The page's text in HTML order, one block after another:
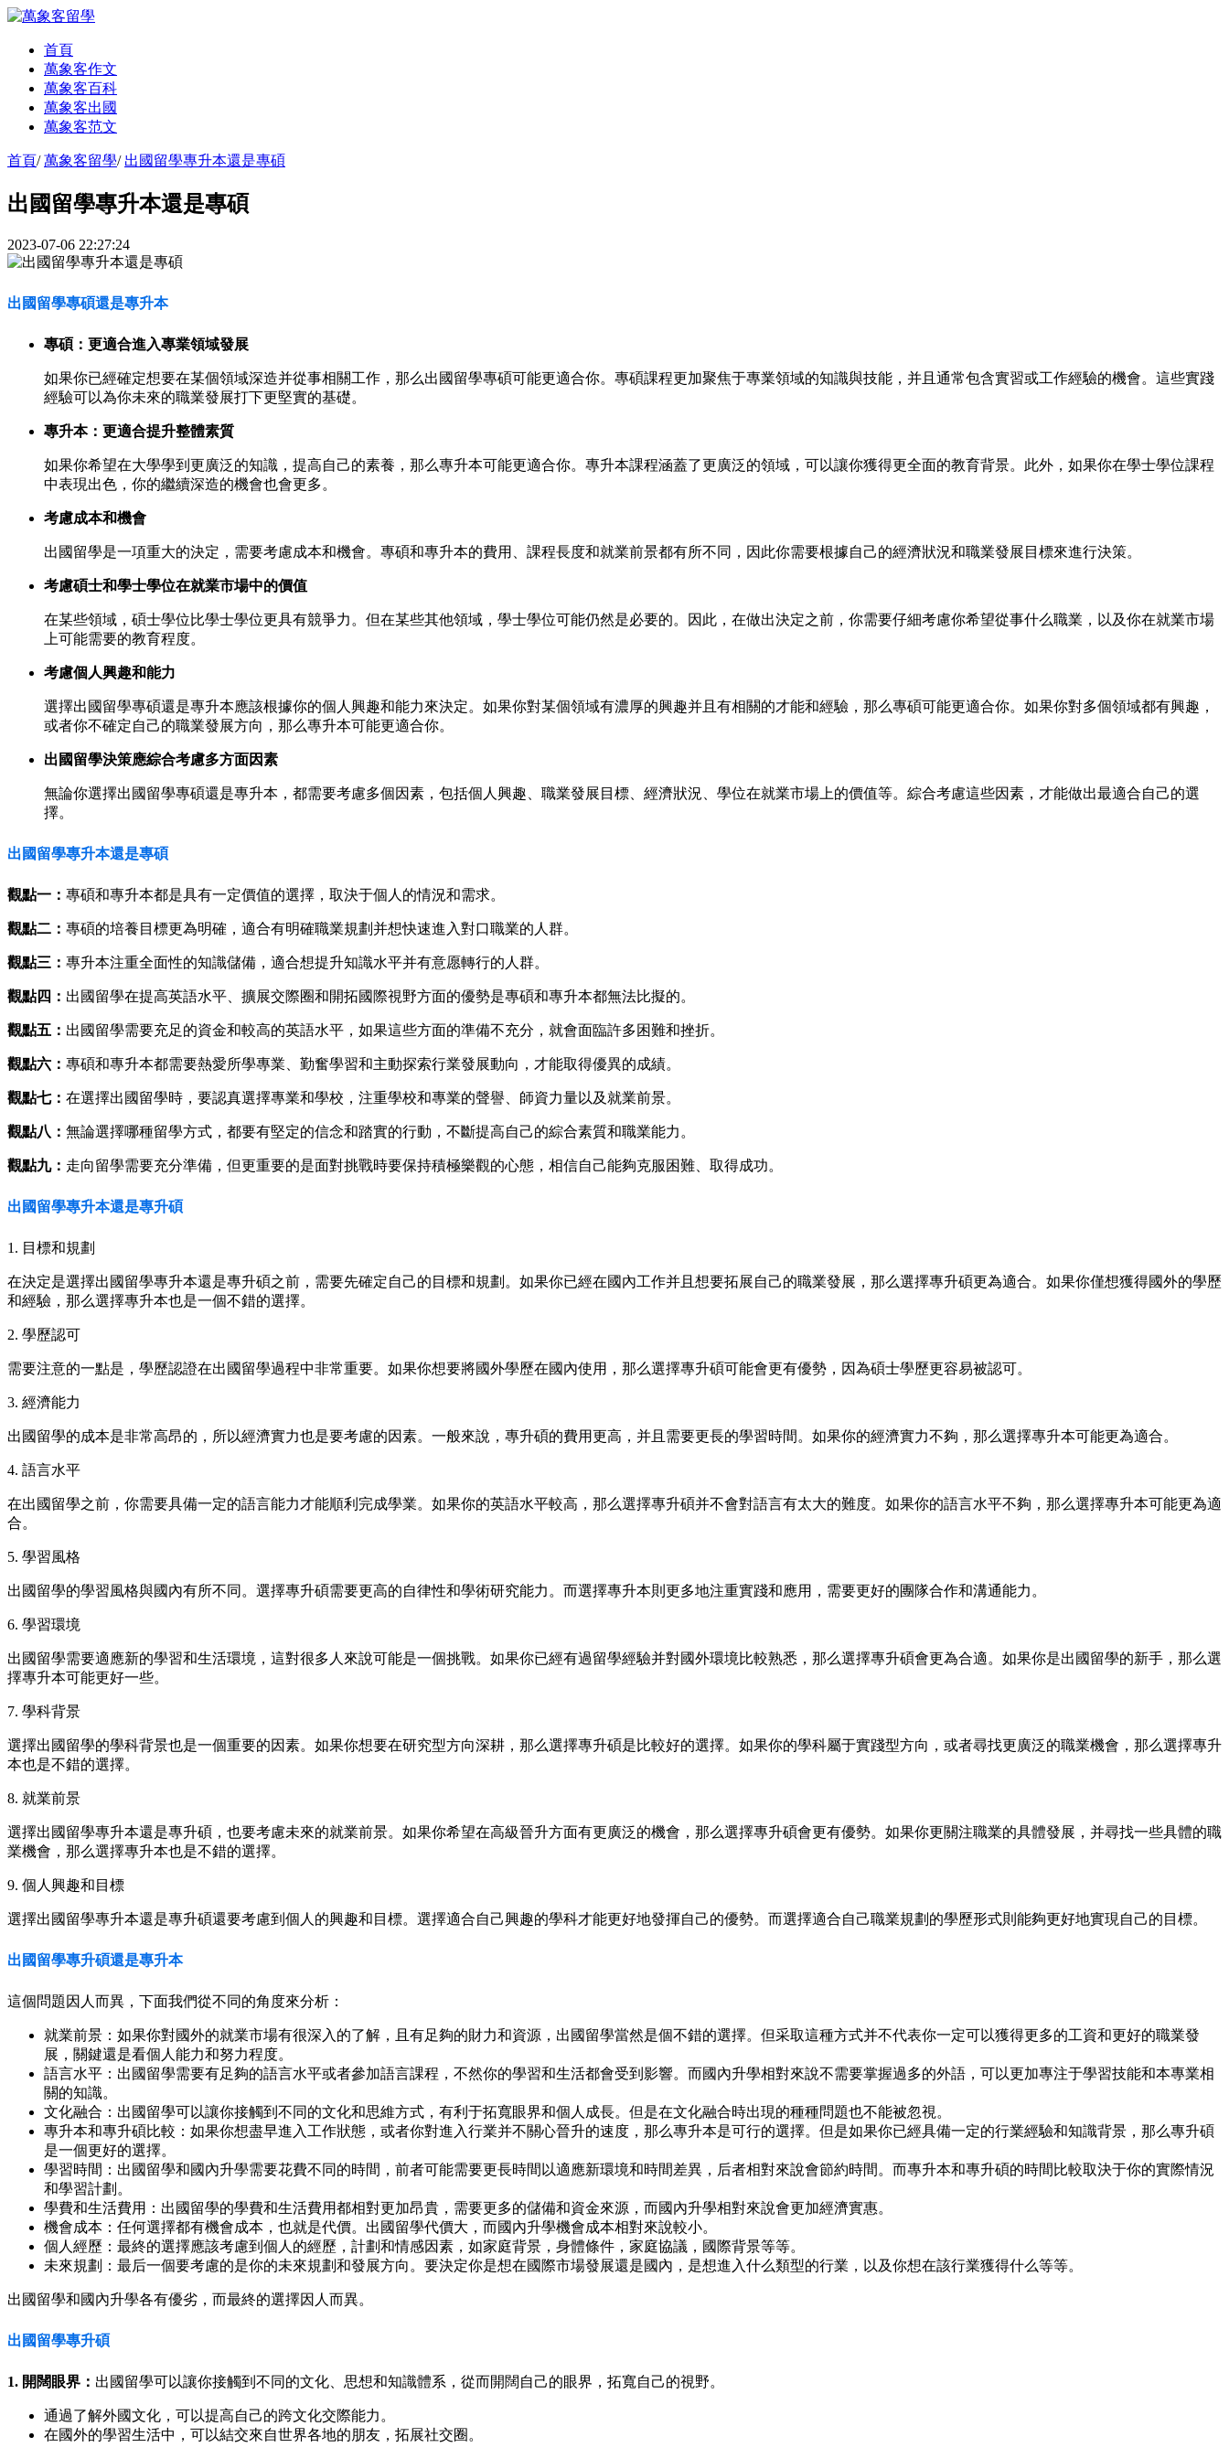
首頁
萬象客作文
萬象客百科
萬象客出國
萬象客范文
首頁/萬象客留學/ 出國留學專升本還是專碩
出國留學專升本還是專碩
2023-07-06 22:27:24
出國留學專碩還是專升本
專碩：更適合進入專業領域發展
如果你已經確定想要在某個領域深造并從事相關工作，那么出國留學專碩可能更適合你。專碩課程更加聚焦于專業領域的知識與技能，并且通常包含實習或工作經驗的機會。這些實踐
經驗可以為你未來的職業發展打下更堅實的基礎。
專升本：更適合提升整體素質
如果你希望在大學學到更廣泛的知識，提高自己的素養，那么專升本可能更適合你。專升本課程涵蓋了更廣泛的領域，可以讓你獲得更全面的教育背景。此外，如果你在學士學位課程
中表現出色，你的繼續深造的機會也會更多。
考慮成本和機會
出國留學是一項重大的決定，需要考慮成本和機會。專碩和專升本的費用、課程長度和就業前景都有所不同，因此你需要根據自己的經濟狀況和職業發展目標來進行決策。
考慮碩士和學士學位在就業市場中的價值
在某些領域，碩士學位比學士學位更具有競爭力。但在某些其他領域，學士學位可能仍然是必要的。因此，在做出決定之前，你需要仔細考慮你希望從事什么職業，以及你在就業市場
上可能需要的教育程度。
考慮個人興趣和能力
選擇出國留學專碩還是專升本應該根據你的個人興趣和能力來決定。如果你對某個領域有濃厚的興趣并且有相關的才能和經驗，那么專碩可能更適合你。如果你對多個領域都有興趣，
或者你不確定自己的職業發展方向，那么專升本可能更適合你。
出國留學決策應綜合考慮多方面因素
無論你選擇出國留學專碩還是專升本，都需要考慮多個因素，包括個人興趣、職業發展目標、經濟狀況、學位在就業市場上的價值等。綜合考慮這些因素，才能做出最適合自己的選
擇。
出國留學專升本還是專碩
觀點一： 專碩和專升本都是具有一定價值的選擇，取決于個人的情況和需求。
觀點二： 專碩的培養目標更為明確，適合有明確職業規劃并想快速進入對口職業的人群。
觀點三： 專升本注重全面性的知識儲備，適合想提升知識水平并有意愿轉行的人群。
觀點四： 出國留學在提高英語水平、擴展交際圈和開拓國際視野方面的優勢是專碩和專升本都無法比擬的。
觀點五： 出國留學需要充足的資金和較高的英語水平，如果這些方面的準備不充分，就會面臨許多困難和挫折。
觀點六： 專碩和專升本都需要熱愛所學專業、勤奮學習和主動探索行業發展動向，才能取得優異的成績。
觀點七： 在選擇出國留學時，要認真選擇專業和學校，注重學校和專業的聲譽、師資力量以及就業前景。
觀點八： 無論選擇哪種留學方式，都要有堅定的信念和踏實的行動，不斷提高自己的綜合素質和職業能力。
觀點九： 走向留學需要充分準備，但更重要的是面對挑戰時要保持積極樂觀的心態，相信自己能夠克服困難、取得成功。
出國留學專升本還是專升碩
1. 目標和規劃
在決定是選擇出國留學專升本還是專升碩之前，需要先確定自己的目標和規劃。如果你已經在國內工作并且想要拓展自己的職業發展，那么選擇專升碩更為適合。如果你僅想獲得國外的學歷
和經驗，那么選擇專升本也是一個不錯的選擇。
2. 學歷認可
需要注意的一點是，學歷認證在出國留學過程中非常重要。如果你想要將國外學歷在國內使用，那么選擇專升碩可能會更有優勢，因為碩士學歷更容易被認可。
3. 經濟能力
出國留學的成本是非常高昂的，所以經濟實力也是要考慮的因素。一般來說，專升碩的費用更高，并且需要更長的學習時間。如果你的經濟實力不夠，那么選擇專升本可能更為適合。
4. 語言水平
在出國留學之前，你需要具備一定的語言能力才能順利完成學業。如果你的英語水平較高，那么選擇專升碩并不會對語言有太大的難度。如果你的語言水平不夠，那么選擇專升本可能更為適
合。
5. 學習風格
出國留學的學習風格與國內有所不同。選擇專升碩需要更高的自律性和學術研究能力。而選擇專升本則更多地注重實踐和應用，需要更好的團隊合作和溝通能力。
6. 學習環境
出國留學需要適應新的學習和生活環境，這對很多人來說可能是一個挑戰。如果你已經有過留學經驗并對國外環境比較熟悉，那么選擇專升碩會更為合適。如果你是出國留學的新手，那么選
擇專升本可能更好一些。
7. 學科背景
選擇出國留學的學科背景也是一個重要的因素。如果你想要在研究型方向深耕，那么選擇專升碩是比較好的選擇。如果你的學科屬于實踐型方向，或者尋找更廣泛的職業機會，那么選擇專升
本也是不錯的選擇。
8. 就業前景
選擇出國留學專升本還是專升碩，也要考慮未來的就業前景。如果你希望在高級晉升方面有更廣泛的機會，那么選擇專升碩會更有優勢。如果你更關注職業的具體發展，并尋找一些具體的職
業機會，那么選擇專升本也是不錯的選擇。
9. 個人興趣和目標
選擇出國留學專升本還是專升碩還要考慮到個人的興趣和目標。選擇適合自己興趣的學科才能更好地發揮自己的優勢。而選擇適合自己職業規劃的學歷形式則能夠更好地實現自己的目標。
出國留學專升碩還是專升本
這個問題因人而異，下面我們從不同的角度來分析：
就業前景：如果你對國外的就業市場有很深入的了解，且有足夠的財力和資源，出國留學當然是個不錯的選擇。但采取這種方式并不代表你一定可以獲得更多的工資和更好的職業發
展，關鍵還是看個人能力和努力程度。
語言水平：出國留學需要有足夠的語言水平或者參加語言課程，不然你的學習和生活都會受到影響。而國內升學相對來說不需要掌握過多的外語，可以更加專注于學習技能和本專業相
關的知識。
文化融合：出國留學可以讓你接觸到不同的文化和思維方式，有利于拓寬眼界和個人成長。但是在文化融合時出現的種種問題也不能被忽視。
專升本和專升碩比較：如果你想盡早進入工作狀態，或者你對進入行業并不關心晉升的速度，那么專升本是可行的選擇。但是如果你已經具備一定的行業經驗和知識背景，那么專升碩
是一個更好的選擇。
學習時間：出國留學和國內升學需要花費不同的時間，前者可能需要更長時間以適應新環境和時間差異，后者相對來說會節約時間。而專升本和專升碩的時間比較取決于你的實際情況
和學習計劃。
學費和生活費用：出國留學的學費和生活費用都相對更加昂貴，需要更多的儲備和資金來源，而國內升學相對來說會更加經濟實惠。
機會成本：任何選擇都有機會成本，也就是代價。出國留學代價大，而國內升學機會成本相對來說較小。
個人經歷：最終的選擇應該考慮到個人的經歷，計劃和情感因素，如家庭背景，身體條件，家庭協議，國際背景等等。
未來規劃：最后一個要考慮的是你的未來規劃和發展方向。要決定你是想在國際市場發展還是國內，是想進入什么類型的行業，以及你想在該行業獲得什么等等。
出國留學和國內升學各有優劣，而最終的選擇因人而異。
出國留學專升碩
1. 開闊眼界： 出國留學可以讓你接觸到不同的文化、思想和知識體系，從而開闊自己的眼界，拓寬自己的視野。
通過了解外國文化，可以提高自己的跨文化交際能力。
在國外的學習生活中，可以結交來自世界各地的朋友，拓展社交圈。